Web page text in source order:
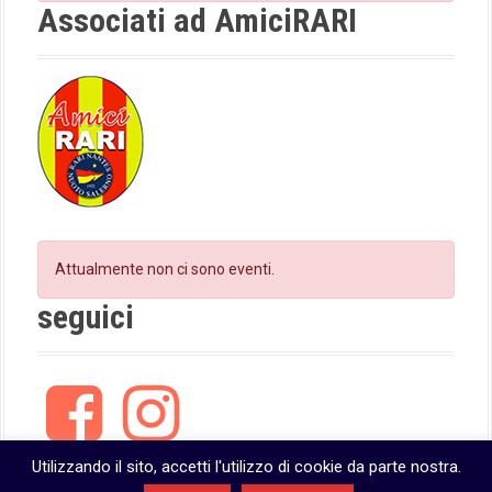
k
a
m
Associati ad AmiciRARI
Attualmente non ci sono eventi.
seguici
F
c
e
s
t
a
Utilizzando il sito, accetti l'utilizzo di cookie da parte nostra.